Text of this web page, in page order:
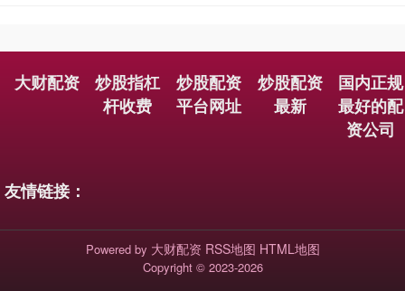
大财配资
炒股指杠
杆收费
炒股配资
平台网址
炒股配资
最新
国内正规
最好的配
资公司
友情链接：
Powered by 大财配资 RSS地图 HTML地图
Copyright © 2023-2026